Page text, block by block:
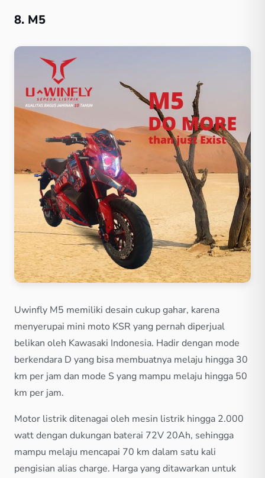
8. M5
Uwinfly M5 memiliki desain cukup gahar, karena
menyerupai mini moto KSR yang pernah diperjual
belikan oleh Kawasaki Indonesia. Hadir dengan mode
berkendara D yang bisa membuatnya melaju hingga 30
km per jam dan mode S yang mampu melaju hingga 50
km per jam.
Motor listrik ditenagai oleh mesin listrik hingga 2.000
watt dengan dukungan baterai 72V 20Ah, sehingga
mampu melaju mencapai 70 km dalam satu kali
pengisian alias charge. Harga yang ditawarkan untuk